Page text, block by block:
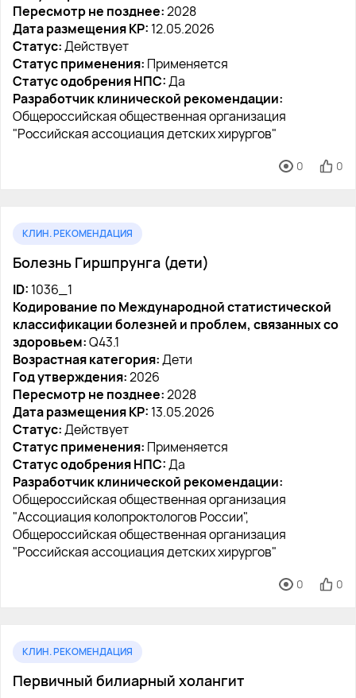
Пересмотр не позднее:2028
Дата размещения КР: 12.05.2026
Статус:Действует
Статус применения: Применяется
Статус одобрения НПС:Да
Разработчик клинической рекомендации:
Общероссийская общественная организация
"Российская ассоциация детских хирургов"
0 0
КЛИН. РЕКОМЕНДАЦИЯ
Болезнь Гиршпрунга (дети)
ID: 1036_1
Кодирование по Международной статистической
классификации болезней и проблем, связанных со
здоровьем:Q43.1
Возрастная категория:Дети
Год утверждения:2026
Пересмотр не позднее:2028
Дата размещения КР: 13.05.2026
Статус:Действует
Статус применения: Применяется
Статус одобрения НПС:Да
Разработчик клинической рекомендации:
Общероссийская общественная организация
"Ассоциация колопроктологов России",
Общероссийская общественная организация
"Российская ассоциация детских хирургов"
0 0
КЛИН. РЕКОМЕНДАЦИЯ
Первичный билиарный холангит